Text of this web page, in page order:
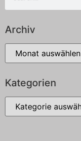
Archiv
Kategorien